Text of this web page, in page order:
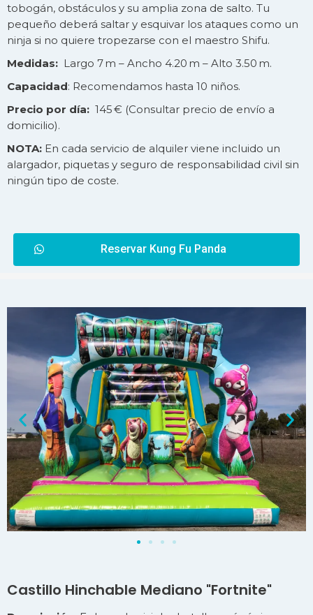
tobogán, obstáculos y su amplia zona de salto. Tu
pequeño deberá saltar y esquivar los ataques como un
ninja si no quiere tropezarse con el maestro Shifu.
Medidas: Largo 7 m – Ancho 4.20 m – Alto 3.50 m.
Capacidad: Recomendamos hasta 10 niños.
Precio por día: 145 € (Consultar precio de envío a
domicilio).
NOTA: En cada servicio de alquiler viene incluido un
alargador, piquetas y seguro de responsabilidad civil sin
ningún tipo de coste.
Reservar Kung Fu Panda
Castillo Hinchable Mediano "Fortnite"